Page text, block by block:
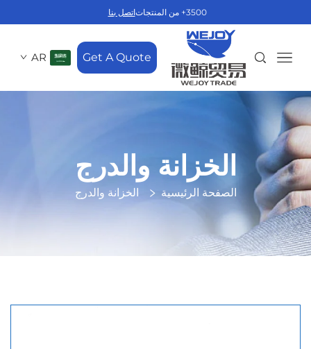
3500+ من المنتجات اتصل بنا
Get A Quote
AR
الخزانة والدرج
الصفحة الرئيسية الخزانة والدرج